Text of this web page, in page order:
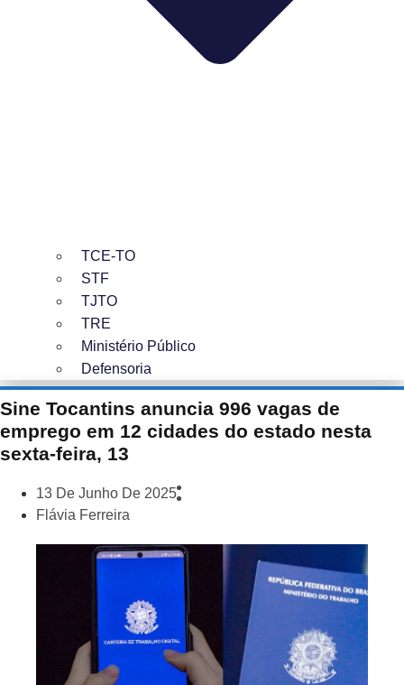
TCE-TO
STF
TJTO
TRE
Ministério Público
Defensoria
Sine Tocantins anuncia 996 vagas de
emprego em 12 cidades do estado nesta
sexta-feira, 13
13 De Junho De 2025
Flávia Ferreira